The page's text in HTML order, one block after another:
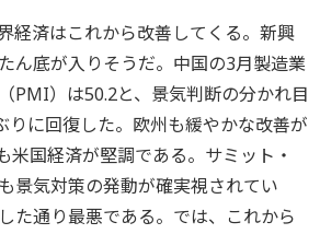
経済はこれから改善してくる。新興
ん底が入りそうだ。中国の3月製造業
PMI）は50.2と、景気判断の分かれ目
りに回復した。欧州も緩やかな改善が
米国経済が堅調である。サミット・
景気対策の発動が確実視されてい
た通り最悪である。では、これから